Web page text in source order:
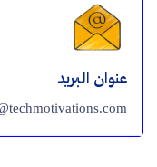
عنوان البريد